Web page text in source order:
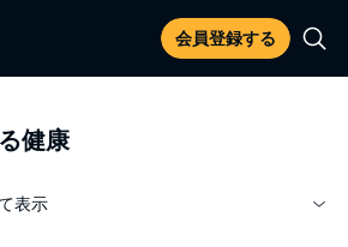
会員登録する
健康
表示